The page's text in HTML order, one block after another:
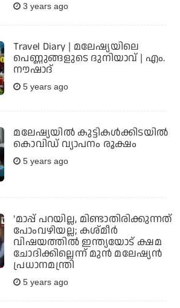
3 years ago
Travel Diary | മലേഷ്യയിലെ
പെണ്ണുങ്ങളുടെ ദുനിയാവ് | എം.
നൗഷാദ്‌
5 years ago
മലേഷ്യയില്‍ കുട്ടികള്‍ക്കിടയില്‍
കൊവിഡ് വ്യാപനം രൂക്ഷം
5 years ago
'മാപ്പ് പറയില്ല, മിണ്ടാതിരിക്കുന്നത്
പോംവഴിയല്ല; കശ്മീര്‍
വിഷയത്തില്‍ ഇന്ത്യയോട് ക്ഷമ
ചോദിക്കില്ലെന്ന് മുന്‍ മലേഷ്യന്‍
പ്രധാനമന്ത്രി
5 years ago